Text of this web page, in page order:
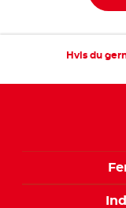
Hvis du